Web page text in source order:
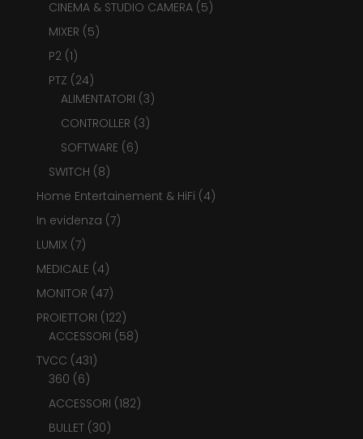
CINEMA & STUDIO CAMERA 55
MIXER 55
P2 11
prodotto
PTZ 2424
prodotti
ALIMENTATORI 33
prodotti
CONTROLLER 33
SOFTWARE 66
SWITCH 88
prodotti
Home Entertainement & HiFi 44
In evidenza 77
LUMIX 77
prodotti
MEDICALE 44
prodotti
MONITOR 4747
prodotti
PROIETTORI 122122
prodotti
ACCESSORI 5858
TVCC 431431
360 66
prodotti
ACCESSORI 182182
BULLET 3030